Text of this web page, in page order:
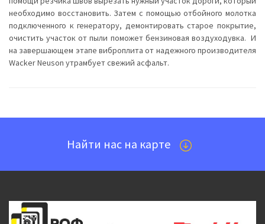
необходимо восстановить. Затем с помощью отбойного молотка
подключенного к генератору, демонтировать старое покрытие,
очистить участок от пыли поможет бензиновая воздуходувка. И
на завершающем этапе виброплита от надежного производителя
Wacker Neuson утрамбует свежий асфальт.
Найти нас на карте